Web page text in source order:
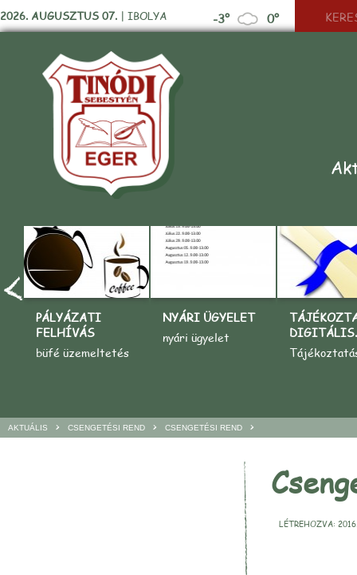
2026. AUGUSZTUS 07. | IBOLYA -3° 0°
PÁLYÁZATI
FELHÍVÁS
büfé üzemeltetés
NYÁRI ÜGYELET
nyári ügyelet
AKTUÁLIS > CSENGETÉSI REND > CSENGETÉSI REND >
LÉTREHOZVA: